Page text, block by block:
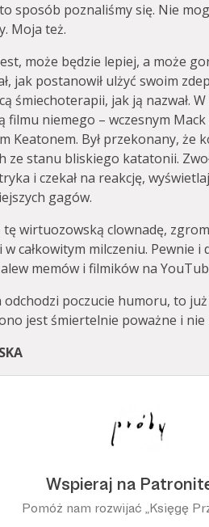
sposób poznaliśmy się. Nie
Moja też.
może będzie lepiej, a może
jak postanowił ulżyć swoim
śmiechoterapii, jak ją nazwał.
filmu niemego – wczesnym
Keatonem. Był przekonany, że
ze stanu bliskiego katatonii.
i czekał na reakcję,
gagów.
tę wirtuozowską clownadę,
w całkowitym milczeniu. Pewnie i
memów i filmików na
odchodzi poczucie humoru, to
jest śmiertelnie poważne i